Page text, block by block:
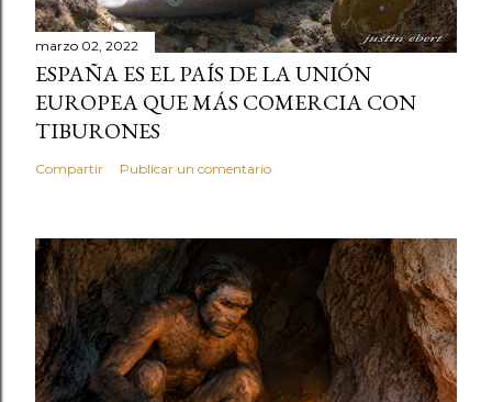
marzo 02, 2022
ESPAÑA ES EL PAÍS DE LA UNIÓN
EUROPEA QUE MÁS COMERCIA CON
TIBURONES
Compartir Publicar un comentario